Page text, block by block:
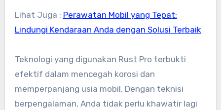
Lihat Juga : Perawatan Mobil yang Tepat:
Lindungi Kendaraan Anda dengan Solusi Terbaik
Teknologi yang digunakan Rust Pro terbukti
efektif dalam mencegah korosi dan
memperpanjang usia mobil. Dengan teknisi
berpengalaman, Anda tidak perlu khawatir lagi